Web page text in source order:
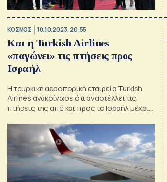
ΚΟΣΜΟΣ 10.10.2023, 20:55
Και η Turkish Airlines
«παγώνει» τις πτήσεις προς
Ισραήλ
Η τουρκική αεροπορική εταιρεία Turkish
Airlines ανακοίνωσε ότι αναστέλλει τις
πτήσεις της από και προς το Ισραήλ μέχρι
στη χώρα αυτή. Ισραήλ: Μεγάλες
αεροπορικές εταιρείες ανέστειλαν τις
πτήσεις Την ανακοίνωση αυτή έκανε η
εταιρεία με ανάρτηση στον λογαριασμό της
στην πλατφόρμα Χ (πρώην Twitter). ℹOur
flights have been suspended until […]